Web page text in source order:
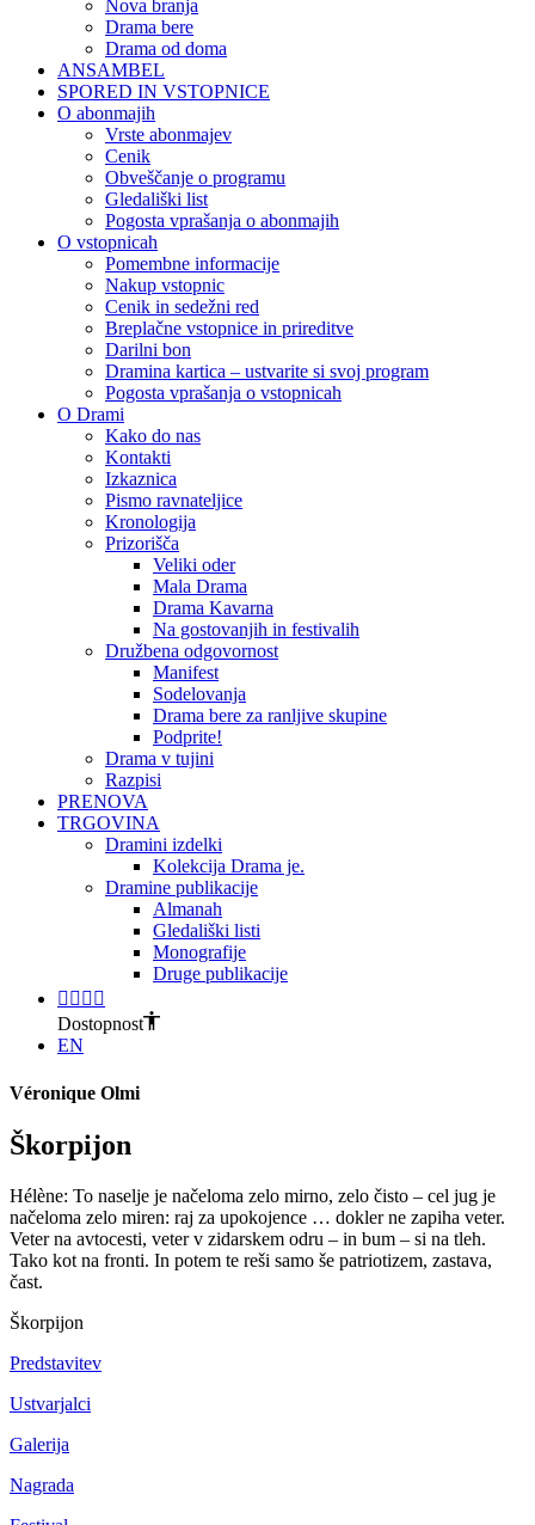
Nova branja
Drama bere
Drama od doma
ANSAMBEL
SPORED IN VSTOPNICE
O abonmajih
Vrste abonmajev
Cenik
Obveščanje o programu
Gledališki list
Pogosta vprašanja o abonmajih
O vstopnicah
Pomembne informacije
Nakup vstopnic
Cenik in sedežni red
Breplačne vstopnice in prireditve
Darilni bon
Dramina kartica – ustvarite si svoj program
Pogosta vprašanja o vstopnicah
O Drami
Kako do nas
Kontakti
Izkaznica
Pismo ravnateljice
Kronologija
Prizorišča
Veliki oder
Mala Drama
Drama Kavarna
Na gostovanjih in festivalih
Družbena odgovornost
Manifest
Sodelovanja
Drama bere za ranljive skupine
Podprite!
Drama v tujini
Razpisi
PRENOVA
TRGOVINA
Dramini izdelki
Kolekcija Drama je.
Dramine publikacije
Almanah
Gledališki listi
Monografije
Druge publikacije
Dostopnost
EN
Véronique Olmi
Škorpijon
Hélène: To naselje je načeloma zelo mirno, zelo čisto – cel jug je
načeloma zelo miren: raj za upokojence … dokler ne zapiha veter.
Veter na avtocesti, veter v zidarskem odru – in bum – si na tleh.
Tako kot na fronti. In potem te reši samo še patriotizem, zastava,
čast.
Škorpijon
Predstavitev
Ustvarjalci
Galerija
Nagrada